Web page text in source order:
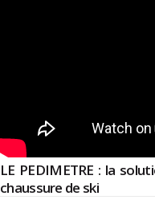
LE PEDIMETRE : la
chaussure de ski